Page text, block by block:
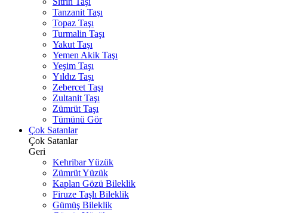
Tanzanit Taşı
Topaz Taşı
Turmalin Taşı
Yakut Taşı
Yemen Akik Taşı
Yeşim Taşı
Yıldız Taşı
Zebercet Taşı
Zultanit Taşı
Zümrüt Taşı
Tümünü Gör
Çok Satanlar
Çok Satanlar
Geri
Kehribar Yüzük
Zümrüt Yüzük
Kaplan Gözü Bileklik
Firuze Taşlı Bileklik
Gümüş Bileklik